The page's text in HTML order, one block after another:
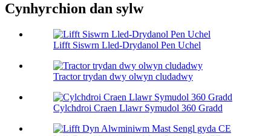
Cynhyrchion dan sylw
Lifft Siswrn Lled-Drydanol Pen Uchel
Tractor trydan dwy olwyn cludadwy
Cylchdroi Craen Llawr Symudol 360 Gradd